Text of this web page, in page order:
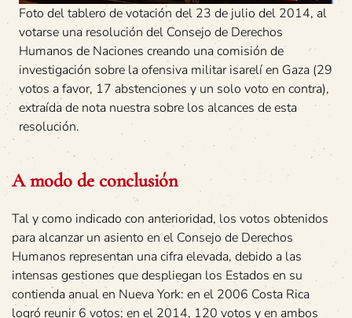
Foto del tablero de votación del 23 de julio del 2014, al
votarse una resolución del Consejo de Derechos
Humanos de Naciones creando una comisión de
investigación sobre la ofensiva militar isarelí en Gaza (29
votos a favor, 17 abstenciones y un solo voto en contra),
extraída de nota nuestra sobre los alcances de esta
resolución.
A modo de conclusión
Tal y como indicado con anterioridad, los votos obtenidos
para alcanzar un asiento en el Consejo de Derechos
Humanos representan una cifra elevada, debido a las
intensas gestiones que despliegan los Estados en su
contienda anual en Nueva York: en el 2006 Costa Rica
logró reunir 6 votos; en el 2014, 120 votos y en ambos